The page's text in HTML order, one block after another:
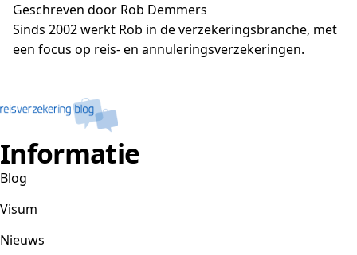
Geschreven door Rob Demmers
Sinds 2002 werkt Rob in de verzekeringsbranche, met
een focus op reis- en annuleringsverzekeringen.
Informatie
Blog
Visum
Nieuws